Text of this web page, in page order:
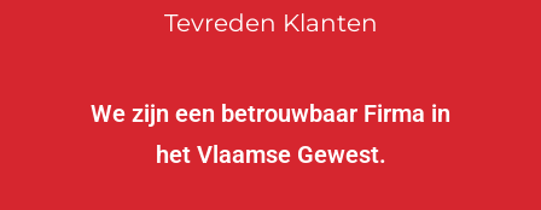
Tevreden Klanten
We zijn een betrouwbaar Firma in
het Vlaamse Gewest.